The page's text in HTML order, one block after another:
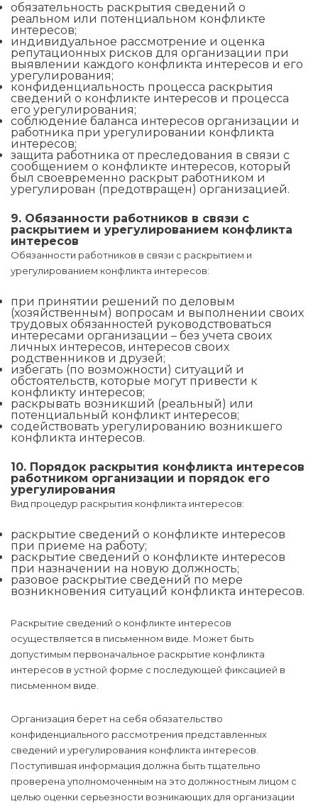
обязательность раскрытия сведений о
реальном или потенциальном конфликте
интересов;
индивидуальное рассмотрение и оценка
репутационных рисков для организации при
выявлении каждого конфликта интересов и его
урегулирования;
конфиденциальность процесса раскрытия
сведений о конфликте интересов и процесса
его урегулирования;
соблюдение баланса интересов организации и
работника при урегулировании конфликта
интересов;
защита работника от преследования в связи с
сообщением о конфликте интересов, который
был своевременно раскрыт работником и
урегулирован (предотвращен) организацией.
9. Обязанности работников в связи с
раскрытием и урегулированием конфликта
интересов
Обязанности работников в связи с раскрытием и
урегулированием конфликта интересов:
при принятии решений по деловым
(хозяйственным) вопросам и выполнении своих
трудовых обязанностей руководствоваться
интересами организации – без учета своих
личных интересов, интересов своих
родственников и друзей;
избегать (по возможности) ситуаций и
обстоятельств, которые могут привести к
конфликту интересов;
раскрывать возникший (реальный) или
потенциальный конфликт интересов;
содействовать урегулированию возникшего
конфликта интересов.
10. Порядок раскрытия конфликта интересов
работником организации и порядок его
урегулирования
Вид процедур раскрытия конфликта интересов:
раскрытие сведений о конфликте интересов
при приеме на работу;
раскрытие сведений о конфликте интересов
при назначении на новую должность;
разовое раскрытие сведений по мере
возникновения ситуаций конфликта интересов.
Раскрытие сведений о конфликте интересов
осуществляется в письменном виде. Может быть
допустимым первоначальное раскрытие конфликта
интересов в устной форме с последующей фиксацией в
письменном виде.
Организация берет на себя обязательство
конфиденциального рассмотрения представленных
сведений и урегулирования конфликта интересов.
Поступившая информация должна быть тщательно
проверена уполномоченным на это должностным лицом с
целью оценки серьезности возникающих для организации